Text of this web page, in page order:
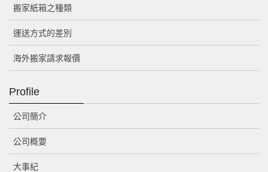
搬家紙箱之種類
運送方式的差別
海外搬家請求報價
Profile
公司簡介
公司概要
大事紀